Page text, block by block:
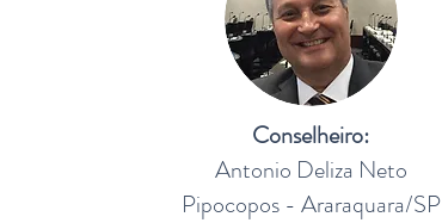
Conselheiro:
Antonio Deliza Neto
Pipocopos - Araraquara/SP